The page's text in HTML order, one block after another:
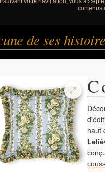
votre navigation, vous
contenus
de ses
haut